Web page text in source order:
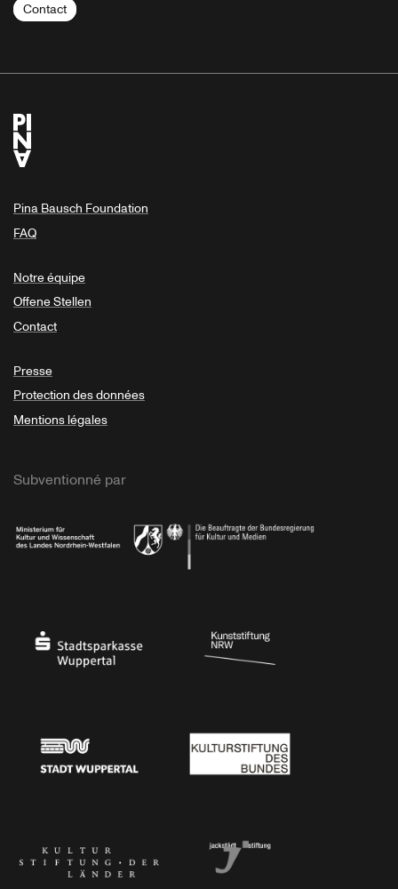
Contact
Pina Bausch Foundation
FAQ
Notre équipe
Offene Stellen
Contact
Presse
Protection des données
Mentions légales
Subventionné par